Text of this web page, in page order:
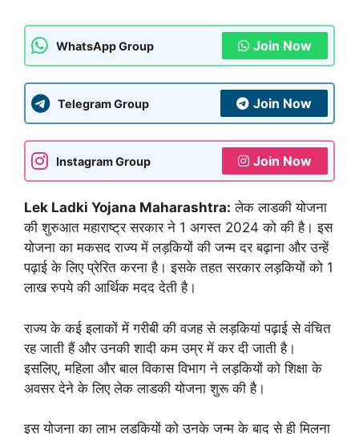
WhatsApp Group Join Now
Telegram Group Join Now
Instagram Group Join Now
Lek Ladki Yojana Maharashtra: लेक लाडकी योजना
की शुरुआत महाराष्ट्र सरकार ने 1 अगस्त 2024 को की है। इस
योजना का मकसद राज्य में लड़कियों की जन्म दर बढ़ाना और उन्हें
पढ़ाई के लिए प्रेरित करना है। इसके तहत सरकार लड़कियों को 1
लाख रुपये की आर्थिक मदद देती है।
राज्य के कई इलाकों में गरीबी की वजह से लड़कियां पढ़ाई से वंचित
रह जाती हैं और उनकी शादी कम उम्र में कर दी जाती है।
इसलिए, महिला और बाल विकास विभाग ने लड़कियों को शिक्षा के
अवसर देने के लिए लेक लाडकी योजना शुरू की है।
इस योजना का लाभ लड़कियों को उनके जन्म के बाद से ही मिलना